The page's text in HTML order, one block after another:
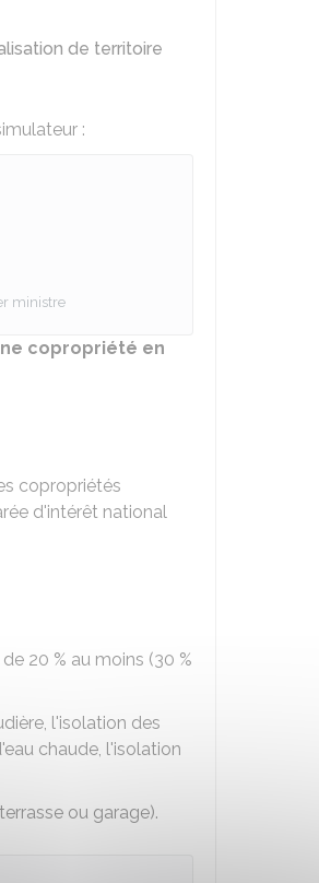
de territoire
:
ministre
copropriété en
copropriétés
d'intérêt national
de 20 % au moins (30 %
l'isolation des
chaude, l'isolation
ou garage).